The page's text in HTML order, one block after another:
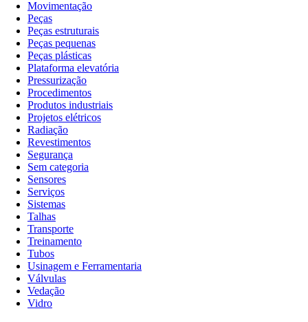
Movimentação
Peças
Peças estruturais
Peças pequenas
Peças plásticas
Plataforma elevatória
Pressurização
Procedimentos
Produtos industriais
Projetos elétricos
Radiação
Revestimentos
Segurança
Sem categoria
Sensores
Serviços
Sistemas
Talhas
Transporte
Treinamento
Tubos
Usinagem e Ferramentaria
Válvulas
Vedação
Vidro